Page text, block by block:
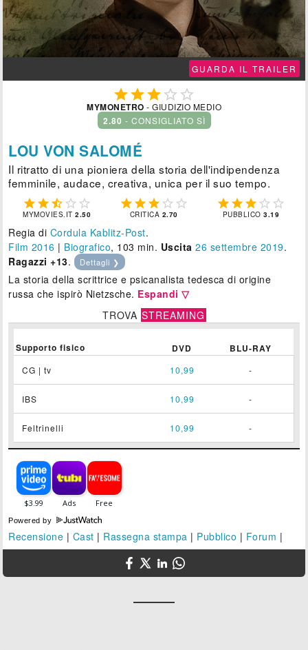
GUARDA IL TRAILER
  
MYMONETRO - GIUDIZIO MEDIO
2.80 - CONSIGLIATO SÌ
LOU VON SALOMÉ
Il ritratto di una pioniera della storia dell'indipendenza
femminile, audace, creativa, unica per il suo tempo.
    
MYMOVIES.IT2.50
    
CRITICA 2.70
    
PUBBLICO3.19
Regia di Cordula Kablitz-Post.
Film 2016 | Biografico, 103 min. Uscita 26 settembre 2019.
Ragazzi +13. Dettagli ❯
La storia della scrittrice e psicanalista tedesca di origine
russa che ispirò Nietzsche. Espandi ▽
TROVA STREAMING
Supporto fisico DVD BLU-RAY
CG | tv 10,99 -
IBS 10,99 -
Feltrinelli 10,99 -
Powered by
Recensione | Cast | Rassegna stampa | Pubblico | Forum |